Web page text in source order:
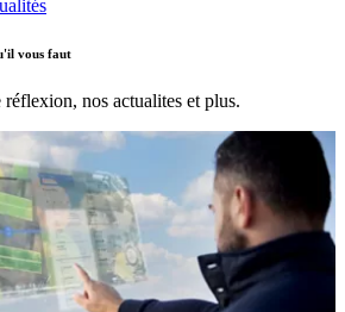
vous faut
nos actualites et plus.